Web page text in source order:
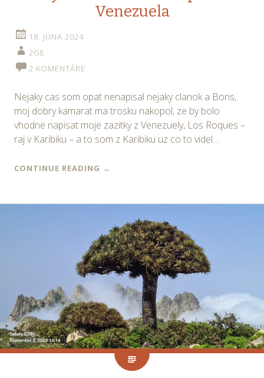
Venezuela
18. JÚNA 2024
2GE
2 KOMENTÁRE
Nejaky cas som opat nenapisal nejaky clanok a Boris,
moj dobry kamarat ma trosku nakopol, ze by bolo
vhodne napisat moje zazitky z Venezuely, Los Roques –
raj v Karibiku – a to som z Karibiku uz co to videl…
CONTINUE READING →